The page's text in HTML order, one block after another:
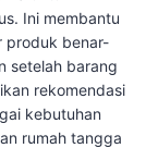
Ini membantu
produk benar-
setelah barang
rekomendasi
kebutuhan
rumah tangga